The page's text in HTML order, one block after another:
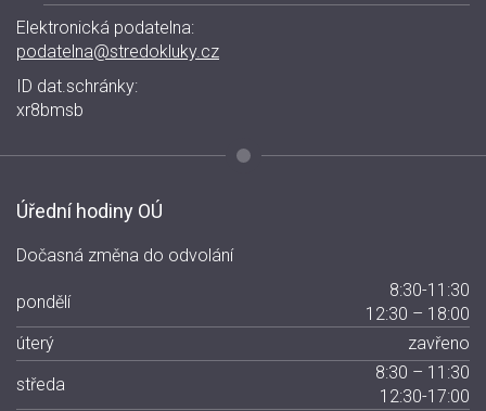
Elektronická podatelna:
podatelna@stredokluky.cz
ID dat.schránky:
xr8bmsb
Úřední hodiny OÚ
Dočasná změna do odvolání
pondělí
8:30-11:30
12:30 – 18:00
úterý
zavřeno
středa
8:30 – 11:30
12:30-17:00